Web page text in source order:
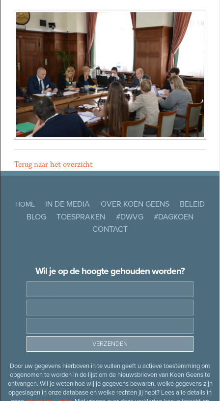
Terug naar het overzicht
HOME IN DE MEDIA OVER KOEN GEENS
BELEID
BLOG
TOESPRAKEN #DWVG
#DAGKOEN
CONTACT
Wil je op de hoogte gehouden worden?
Door uw gegevens hierboven in te vullen geeft u actieve toestemming om
opgenomen te worden in de lijst om de nieuwsbrieven van Koen Geens te
ontvangen. Wil je weten hoe wij je gegevens bewaren, welke gegevens zijn
opgeslagen in onze database en welke rechten jij hebt? Lees alle details in